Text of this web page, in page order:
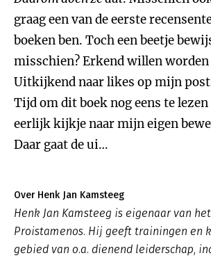
graag een van de eerste
boeken ben. Toch een beetje
misschien? Erkend willen worden
Uitkijkend naar likes op mijn
Tijd om dit boek nog eens te
eerlijk kijkje naar mijn eigen
Daar gaat de ui…
Over Henk Jan Kamsteeg
Henk Jan Kamsteeg is eigenaar van
Proistamenos. Hij geeft trainingen en
gebied van o.a. dienend leiderschap,